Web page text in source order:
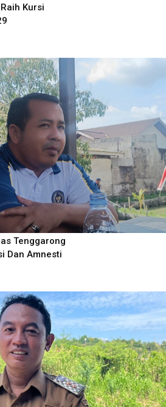
Kursi
Tenggarong
Dan Amnesti